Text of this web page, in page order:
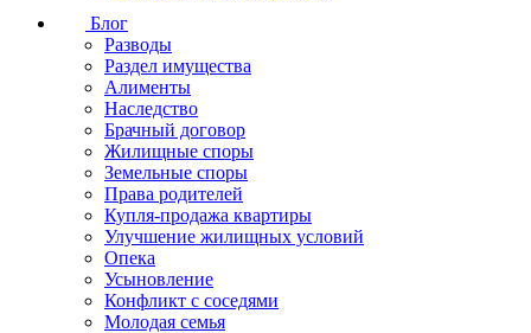
Блог
Разводы
Раздел имущества
Алименты
Наследство
Брачный договор
Жилищные споры
Земельные споры
Права родителей
Купля-продажа квартиры
Улучшение жилищных условий
Опека
Усыновление
Конфликт с соседями
Молодая семья